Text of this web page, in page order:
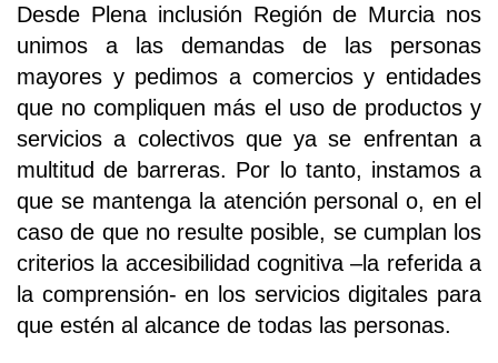
Desde Plena inclusión Región de Murcia nos
unimos a las demandas de las personas
mayores y pedimos a comercios y entidades
que no compliquen más el uso de productos y
servicios a colectivos que ya se enfrentan a
multitud de barreras. Por lo tanto, instamos a
que se mantenga la atención personal o, en el
caso de que no resulte posible, se cumplan los
criterios la accesibilidad cognitiva –la referida a
la comprensión- en los servicios digitales para
que estén al alcance de todas las personas.